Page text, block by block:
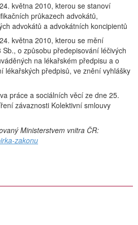
května 2010, kterou se stanoví
průkazech advokátů,
advokátů a advokátních koncipientů
května 2010, kterou se mění
o způsobu předepisování léčivých
na lékařském předpisu a o
lékařských předpisů, ve znění vyhlášky
práce a sociálních věcí ze dne 25.
závaznosti Kolektivní smlouvy
Ministerstvem vnitra ČR:
zakonu